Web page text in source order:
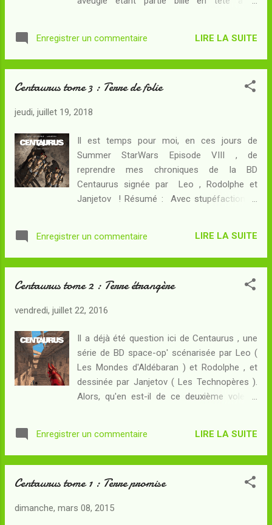
commencent à se refermer, les derniers
moyen de s'en échapper ? L' horreur était
explorateurs : ils sont toujours sans
nouvelles du vaisseau en orbite... et une
effectif. Ils ne savent pas qu'ils vont faire
permettra peut-être de comprendre ce qu'il
maudite... Mais pourront-ils s'en échapper à
temps ? A bord de l'arche spatiale, alors que
les ingénieurs identifient la trace de plusieurs
sabotages, voici que le précieux dioxygène
commence à manquer. Les colons vont-ils
planète dont ils ignorent qu'elle n'est qu'un
Enregistrer un commentaire LIRE LA SUITE
Centaurus tome 3 : Terre de folie
jeudi, juillet 19, 2018
Il est temps pour moi, en ces jours de
Summer StarWars Episode VIII , de
reprendre mes chroniques de la BD
Centaurus signée par Leo , Rodolphe et
Janjetov ! Résumé : Avec stupéfaction, le
du Mont Saint Michel... argent terrien et
souvenirs touristiques inclus ! De toute
l'Histoire de la Terre pour vouloir en imiter les
s'accumulent au sol, dans le vaisseau les
identifier le mystérieux intrus qui s'est faufilé
à l'intérieur pendant le si long voyage depuis
la Terre. Dans quel but a-t-il favorisé la
naissance de jumeaux parmi les passagers ?
Et si Joy et June, les jumelles qui font partie
caché ? Avec l'irruption de la faune
Enregistrer un commentaire LIRE LA SUITE
Centaurus tome 2 : Terre étrangère
vendredi, juillet 22, 2016
Il a déjà été question ici de Centaurus , une
série de BD space-op' scénarisée par Leo (
Les Mondes d'Aldébaran ) et Rodolphe , et
dessinée par Janjetov ( Les Technopères ).
Alors, qu'en est-il de ce deuxième volet ?
structures artificielles repérées depuis
l'espace. L'équipe, à laquelle participent Joy
qu'aveugle dispose d'un surprenant sens de
l'importance de la tâche : il s'agit rien de
Enregistrer un commentaire LIRE LA SUITE
Centaurus tome 1 : Terre promise
dimanche, mars 08, 2015